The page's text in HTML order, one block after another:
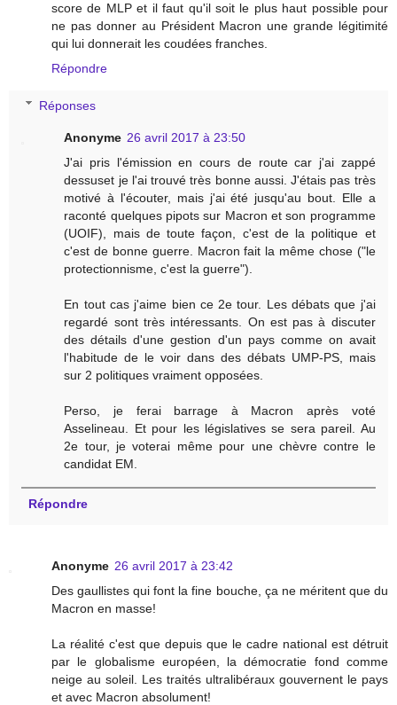
score de MLP et il faut qu'il soit le plus haut possible pour
ne pas donner au Président Macron une grande légitimité
qui lui donnerait les coudées franches.
Répondre
Réponses
Anonyme 26 avril 2017 à 23:50
J'ai pris l'émission en cours de route car j'ai zappé
dessuset je l'ai trouvé très bonne aussi. J'étais pas très
motivé à l'écouter, mais j'ai été jusqu'au bout. Elle a
raconté quelques pipots sur Macron et son programme
(UOIF), mais de toute façon, c'est de la politique et
c'est de bonne guerre. Macron fait la même chose ("le
protectionnisme, c'est la guerre").
En tout cas j'aime bien ce 2e tour. Les débats que j'ai
regardé sont très intéressants. On est pas à discuter
des détails d'une gestion d'un pays comme on avait
l'habitude de le voir dans des débats UMP-PS, mais
sur 2 politiques vraiment opposées.
Perso, je ferai barrage à Macron après voté
Asselineau. Et pour les législatives se sera pareil. Au
2e tour, je voterai même pour une chèvre contre le
candidat EM.
Répondre
Anonyme 26 avril 2017 à 23:42
Des gaullistes qui font la fine bouche, ça ne méritent que du
Macron en masse!
La réalité c'est que depuis que le cadre national est détruit
par le globalisme européen, la démocratie fond comme
neige au soleil. Les traités ultralibéraux gouvernent le pays
et avec Macron absolument!